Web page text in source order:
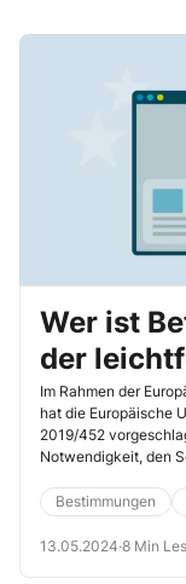
Wer ist
der
§ 378
Im Rahmen der
hat die Europäische
2019/452
Notwendigkeit, den
Bestimmungen
13.05.2024·8 Min